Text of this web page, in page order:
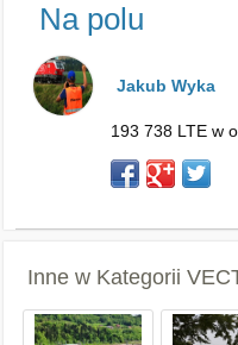
Na polu
Jakub Wyka
193 738 LTE w
Inne w Kategorii